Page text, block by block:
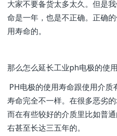
大家不要备货太多太久。但是
命是一年，也是不正确。正确
用寿命的。
那么怎么延长工业ph电极的使
PH电极的使用寿命跟使用介
寿命完全不一样。在很多恶劣的
而在有些较好的介质里比如普
右甚至长达三五年的。